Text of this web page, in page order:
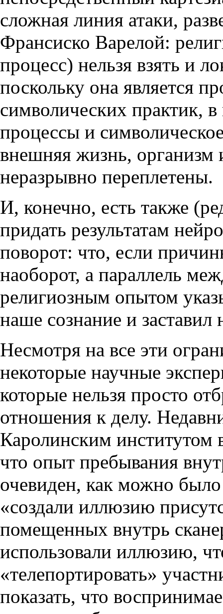
сложная линия атаки,
Франсиско Варелой:
процесс) нельзя взять и
поскольку она является
символических практик,
процессы и
внешняя жизнь,
неразрывно переплетены.
И, конечно, есть также
придать результатам
поворот: что, если
наоборот, а параллель
религиозным опытом
наше сознание и заставил
Несмотря на все эти
некоторые научные
которые нельзя просто
отношения к делу.
Каролинским
что опыт пребывания
очевиден, как можно
«создали иллюзию
помещенных внутрь
использовали иллюзию,
«телепортировать»
показать, что